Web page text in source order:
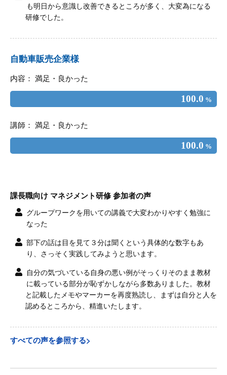
も明日から意識し改善できるところが多く、大変為になる
研修でした。
自動車販売企業様
内容： 満足・良かった
100.0 %
講師： 満足・良かった
100.0 %
課長職向け マネジメント研修 参加者の声
グループワークを用いての講義で大変わかりやすく勉強に
なった
部下の話は目を見て３分は聞くという具体的な数字もあ
り、さっそく実践してみようと思います。
自分の気づいている自身の悪い例がそっくりそのまま教材
に載っている部分が恥ずかしながら多数ありました。教材
と記載したメモやマーカーを再度熟読し、まずは自分と人を
認めるところから、精進いたします。
すべての声を参照する>